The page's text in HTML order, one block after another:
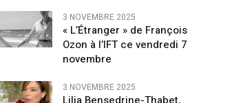
3 NOVEMBRE 2025
« L’Étranger » de François
Ozon à l’IFT ce vendredi 7
novembre
3 NOVEMBRE 2025